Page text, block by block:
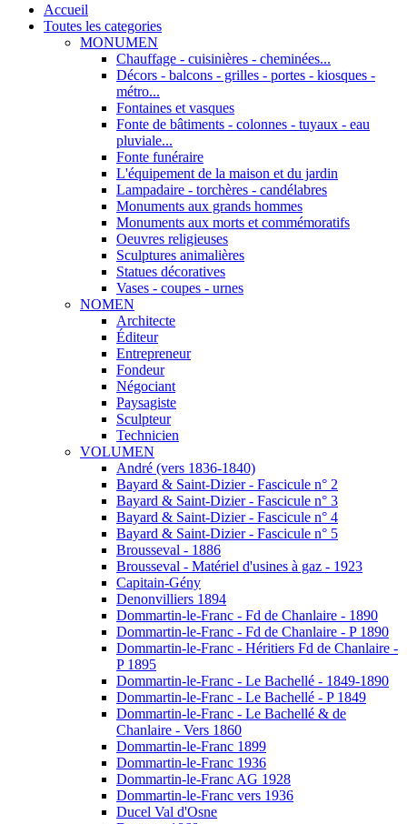
Accueil
Toutes les categories
MONUMEN
Chauffage - cuisinières - cheminées...
Décors - balcons - grilles - portes - kiosques -
métro...
Fontaines et vasques
Fonte de bâtiments - colonnes - tuyaux - eau
pluviale...
Fonte funéraire
L'équipement de la maison et du jardin
Lampadaire - torchères - candélabres
Monuments aux grands hommes
Monuments aux morts et commémoratifs
Oeuvres religieuses
Sculptures animalières
Statues décoratives
Vases - coupes - urnes
NOMEN
Architecte
Éditeur
Entrepreneur
Fondeur
Négociant
Paysagiste
Sculpteur
Technicien
VOLUMEN
André (vers 1836-1840)
Bayard & Saint-Dizier - Fascicule n° 2
Bayard & Saint-Dizier - Fascicule n° 3
Bayard & Saint-Dizier - Fascicule n° 4
Bayard & Saint-Dizier - Fascicule n° 5
Brousseval - 1886
Brousseval - Matériel d'usines à gaz - 1923
Capitain-Gény
Denonvilliers 1894
Dommartin-le-Franc - Fd de Chanlaire - 1890
Dommartin-le-Franc - Fd de Chanlaire - P 1890
Dommartin-le-Franc - Héritiers Fd de Chanlaire -
P 1895
Dommartin-le-Franc - Le Bachellé - 1849-1890
Dommartin-le-Franc - Le Bachellé - P 1849
Dommartin-le-Franc - Le Bachellé & de
Chanlaire - Vers 1860
Dommartin-le-Franc 1899
Dommartin-le-Franc 1936
Dommartin-le-Franc AG 1928
Dommartin-le-Franc vers 1936
Ducel Val d'Osne